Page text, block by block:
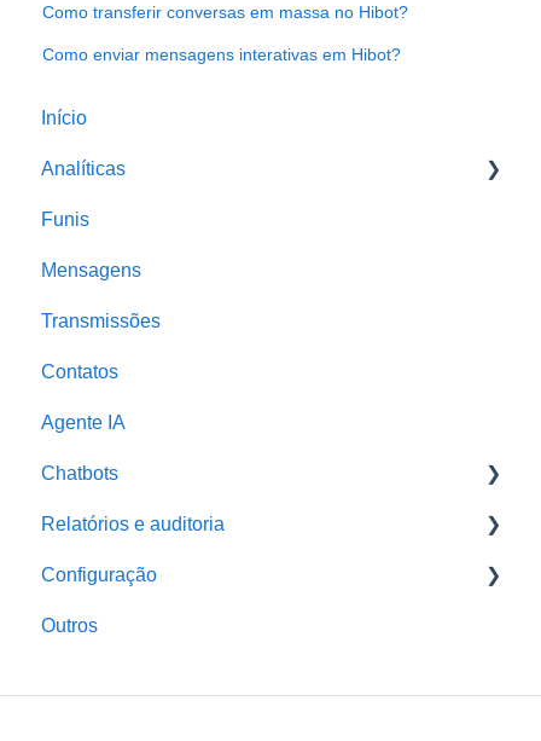
Como transferir conversas em massa no Hibot?
Como enviar mensagens interativas em Hibot?
Início
Analíticas
Métricas Hibot
Painel de controle
Gráficos de funil
Funis
Mensagens
Transmissões
Contatos
Agente IA
Chatbots
Enquentes
Relatórios e auditoria
Auditoria
Configuração
Campanhas
Outros